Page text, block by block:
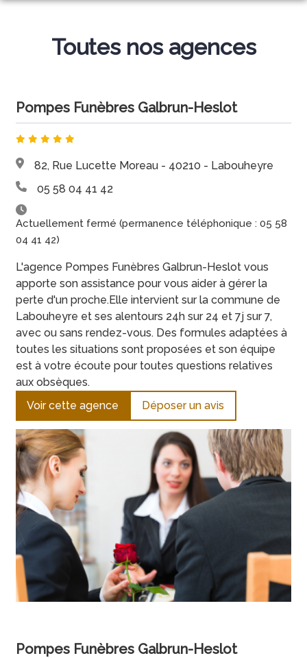
ORGANISER DES OBSÈQUES
MONUMENTS FUNÉRAIRES
NOS AGENCES
AGENCE DE MIMIZAN
ESPACES HOMMAGES
Toutes nos agences
Pompes Funèbres Galbrun-Heslot
82, Rue Lucette Moreau - 40210 - Labouheyre
05 58 04 41 42
Actuellement fermé (permanence téléphonique : 05 58
04 41 42)
L'agence Pompes Funèbres Galbrun-Heslot vous
apporte son assistance pour vous aider à gérer la
perte d'un proche.Elle intervient sur la commune de
Labouheyre et ses alentours 24h sur 24 et 7j sur 7,
avec ou sans rendez-vous. Des formules adaptées à
toutes les situations sont proposées et son équipe
est à votre écoute pour toutes questions relatives
aux obsèques.
Voir cette agence
Déposer un avis
Pompes Funèbres Galbrun-Heslot